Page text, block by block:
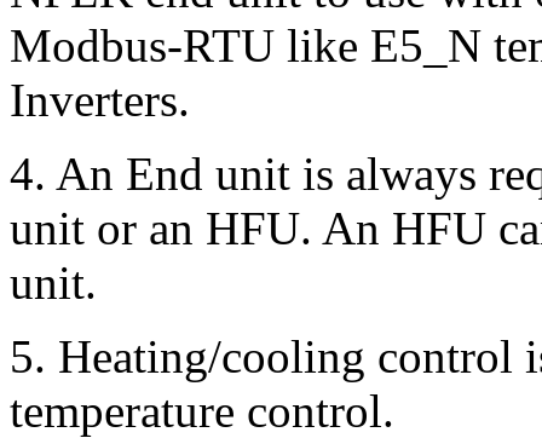
Modbus-RTU like E5_N
Inverters.
4. An End unit is always
unit or an HFU. An HFU
unit.
5. Heating/cooling control
temperature control.